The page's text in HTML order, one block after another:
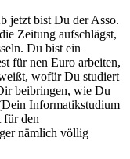
jetzt bist Du der Asso.
Zeitung aufschlägst,
Du bist ein
für nen Euro arbeiten,
wofür Du studiert
beibringen, wie Du
Informatikstudium
für den
nämlich völlig